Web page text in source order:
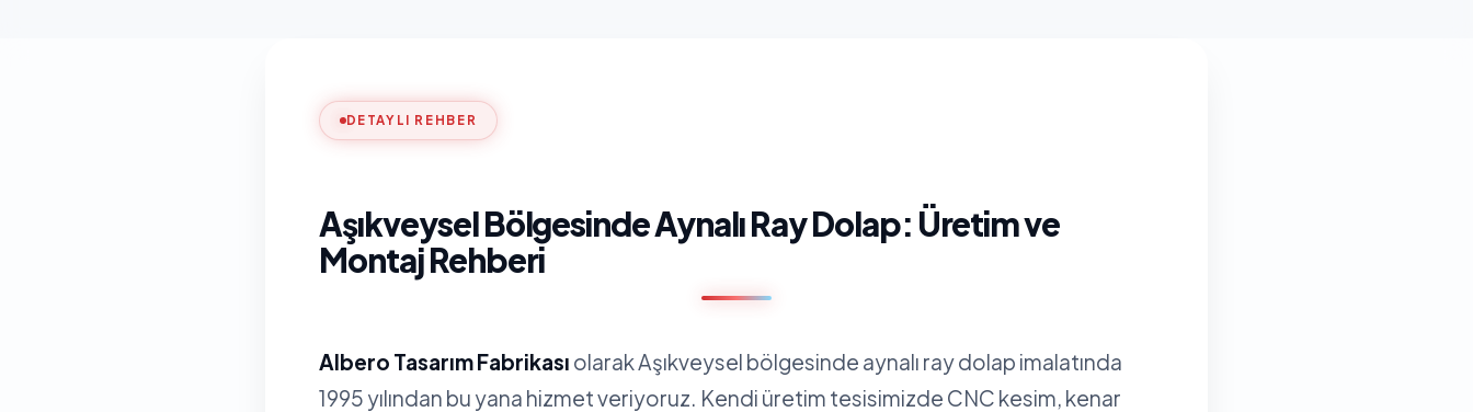
DETAYLI REHBER
Aşıkveysel Bölgesinde Aynalı Ray Dolap: Üretim ve
Montaj Rehberi
Albero Tasarım Fabrikası olarak Aşıkveysel bölgesinde aynalı ray dolap imalatında
1995 yılından bu yana hizmet veriyoruz. Kendi üretim tesisimizde CNC kesim, kenar